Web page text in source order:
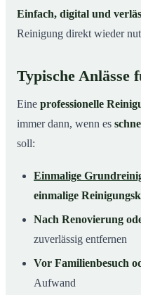
Einfach, digital und
Reinigung direkt wieder
Typische Anlässe
Eine professionelle
immer dann, wenn es
soll:
Einmalige
einmalige
Nach Renovierung
zuverlässig entfernen
Vor Familienbesuch
Aufwand